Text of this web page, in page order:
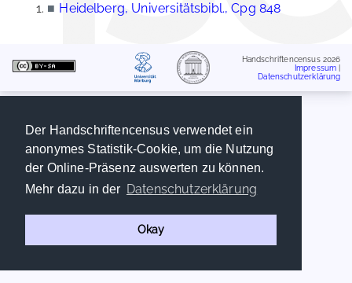
Der Handschriftencensus verwendet ein
anonymes Statistik-Cookie, um die Nutzung
der Online-Präsenz auswerten zu können.
Mehr dazu in der Datenschutzerklärung
Okay
■ Heidelberg, Universitätsbibl., Cpg 848
Handschriftencensus 2026
Impressum
Datenschutzerklärung